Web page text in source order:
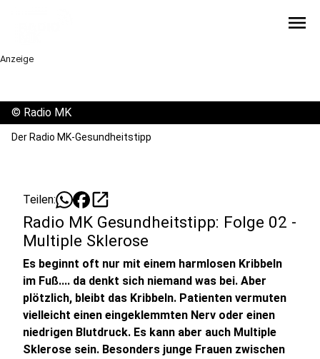
menu
Anzeige
© Radio MK
Der Radio MK-Gesundheitstipp
Teilen: open_in_new
Radio MK Gesundheitstipp: Folge 02 -
Multiple Sklerose
Es beginnt oft nur mit einem harmlosen Kribbeln
im Fuß.... da denkt sich niemand was bei. Aber
plötzlich, bleibt das Kribbeln. Patienten vermuten
vielleicht einen eingeklemmten Nerv oder einen
niedrigen Blutdruck. Es kann aber auch Multiple
Sklerose sein. Besonders junge Frauen zwischen